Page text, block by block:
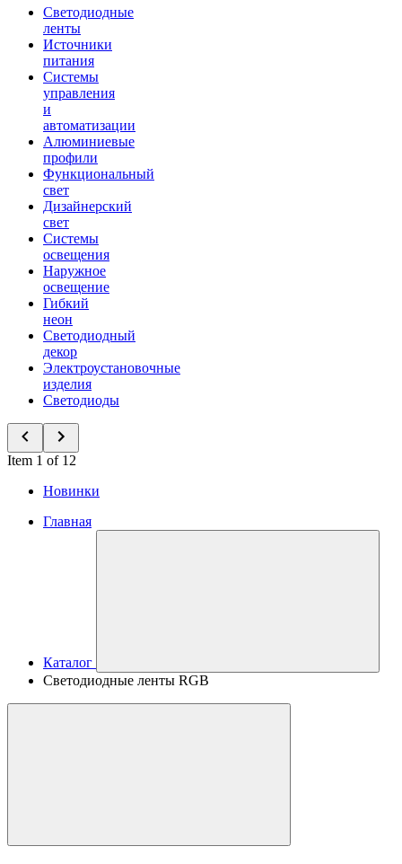
Светодиодные
ленты
Источники
питания
Системы
управления
и
автоматизации
Алюминиевые
профили
Функциональный
свет
Дизайнерский
свет
Системы
освещения
Наружное
освещение
Гибкий
неон
Светодиодный
декор
Электроустановочные
изделия
Светодиоды
Item 1 of 12
Новинки
Главная
Каталог
Светодиодные ленты RGB